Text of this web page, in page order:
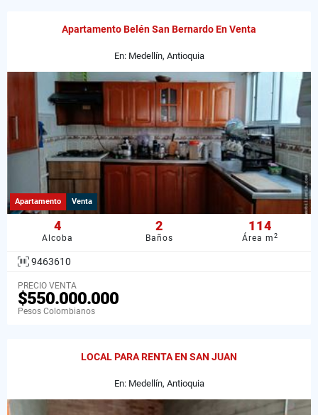
Apartamento Belén San Bernardo En Venta
En: Medellín, Antioquia
Apartamento Venta
4
Alcoba
2
Baños
114
Área m2
9463610
PRECIO VENTA
$550.000.000
Pesos Colombianos
LOCAL PARA RENTA EN SAN JUAN
En: Medellín, Antioquia